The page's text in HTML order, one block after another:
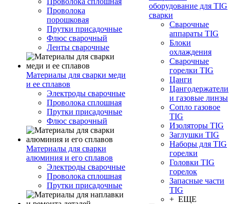
Проволока
порошковая
Прутки присадочные
Флюс сварочный
Ленты сварочные
Материалы для сварки меди
и ее сплавов
Электроды сварочные
Проволока сплошная
Прутки присадочные
Флюс сварочный
Материалы для сварки
алюминия и его сплавов
Электроды сварочные
Проволока сплошная
Прутки присадочные
оборудование для TIG
сварки
Сварочные
аппараты TIG
Блоки
охлаждения
Сварочные
горелки TIG
Цанги
Цангодержатели
и газовые линзы
Сопло газовое
TIG
Изоляторы TIG
Заглушки TIG
Наборы для TIG
горелки
Головки TIG
горелок
Запасные части
TIG
+ ЕЩЕ